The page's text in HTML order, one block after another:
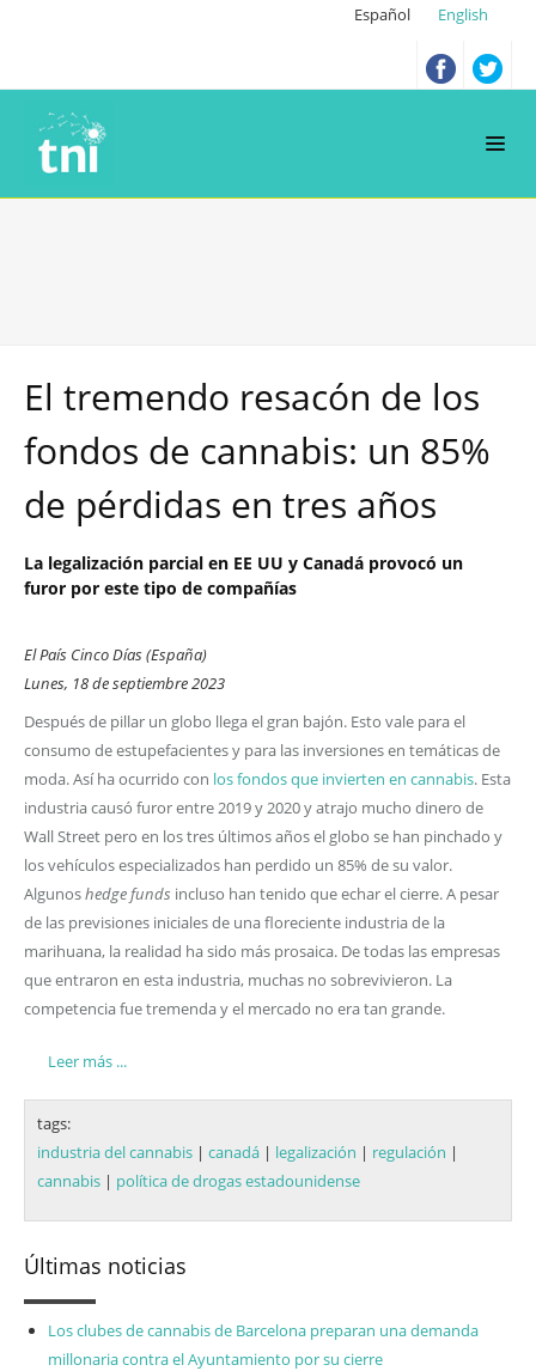
Español English
El tremendo resacón de los
fondos de cannabis: un 85%
de pérdidas en tres años
La legalización parcial en EE UU y Canadá provocó un
furor por este tipo de compañías
El País Cinco Días (España)
Lunes, 18 de septiembre 2023
Después de pillar un globo llega el gran bajón. Esto vale para el
consumo de estupefacientes y para las inversiones en temáticas de
moda. Así ha ocurrido con los fondos que invierten en cannabis. Esta
industria causó furor entre 2019 y 2020 y atrajo mucho dinero de
Wall Street pero en los tres últimos años el globo se han pinchado y
los vehículos especializados han perdido un 85% de su valor.
Algunoshedge funds incluso han tenido que echar el cierre. A pesar
de las previsiones iniciales de una floreciente industria de la
marihuana, la realidad ha sido más prosaica. De todas las empresas
que entraron en esta industria, muchas no sobrevivieron. La
competencia fue tremenda y el mercado no era tan grande.
Leer más ...
tags:
industria del cannabis | canadá | legalización | regulación |
cannabis | política de drogas estadounidense
Últimas noticias
Los clubes de cannabis de Barcelona preparan una demanda
millonaria contra el Ayuntamiento por su cierre